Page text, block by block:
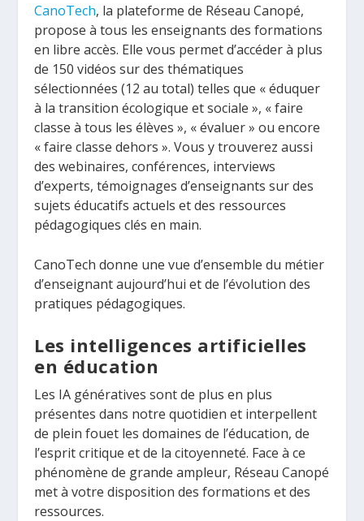
CanoTech, la plateforme de Réseau Canopé,
propose à tous les enseignants des formations
en libre accès. Elle vous permet d’accéder à plus
de 150 vidéos sur des thématiques
sélectionnées (12 au total) telles que « éduquer
à la transition écologique et sociale », « faire
classe à tous les élèves », « évaluer » ou encore
« faire classe dehors ». Vous y trouverez aussi
des webinaires, conférences, interviews
d’experts, témoignages d’enseignants sur des
sujets éducatifs actuels et des ressources
pédagogiques clés en main.
CanoTech donne une vue d’ensemble du métier
d’enseignant aujourd’hui et de l’évolution des
pratiques pédagogiques.
Les intelligences artificielles
en éducation
Les IA génératives sont de plus en plus
présentes dans notre quotidien et interpellent
de plein fouet les domaines de l’éducation, de
l’esprit critique et de la citoyenneté. Face à ce
phénomène de grande ampleur, Réseau Canopé
met à votre disposition des formations et des
ressources.